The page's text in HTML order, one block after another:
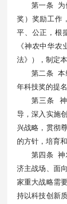
第一条 为
奖）奖励工作
平、公正，根
《神农中华
法》），制定本
第二条 本
年科技奖的提
第三条 神
导，深入实施
兴战略，贯彻
的方针，培育
第四条 神
济主战场、面
家重大战略需
持以科技创新